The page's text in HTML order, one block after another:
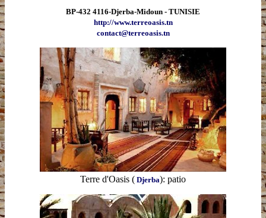
BP-432 4116-Djerba-Midoun - TUNISIE
http://www.terreoasis.tn
contact@terreoasis.tn
Terre d'Oasis ( Djerba): patio